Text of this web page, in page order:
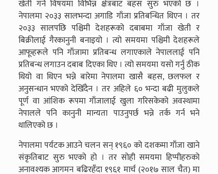
खेती गर्ने विषयमा विभिन्न क्षेत्रबाट बहस सुरु भएको छ ।
नेपालमा २०३३ सालभन्दा अगाडि गाँजा प्रतिबन्धित थिएन । तर
२०३३ सालपछि पश्चिमी देशहरूको दबाबमा गाँजा खेती र
बिक्रीलाई गैरकानुनी बनाइयो । त्यो समयमा पश्चिमी देशहरूले
आफूहरूले पनि गाँजामा प्रतिबन्ध लगाएकाले नेपाललाई पनि
प्रतिबन्ध लगाउन दबाब दिएका थिए । त्यो समयमा यसो गर्नु ठीक
थियो वा थिएन भन्ने बारेमा नेपालमा खासै बहस, छलफल र
अनुसन्धान भएको देखिँदैन । तर अहिले ६० भन्दा बढी मुलुकले
पूर्ण वा आंशिक रूपमा गाँजालाई खुला गरिसकेको अवस्थामा
नेपालले पनि कानुनी मान्यता पाउनुपर्छ भन्ने तर्क गर्न भने
थालिएको छ ।
नेपालमा पर्यटक आउने चलन सन् १९६० को दशकमा गाँजा खाने
संकृतिबाट सुरु भएको हो । तर सोही समयमा हिप्पीहरुको
अनावश्यक आगमन बढिरहँदा १९६१ मार्च (२०१७ साल चैत) मा